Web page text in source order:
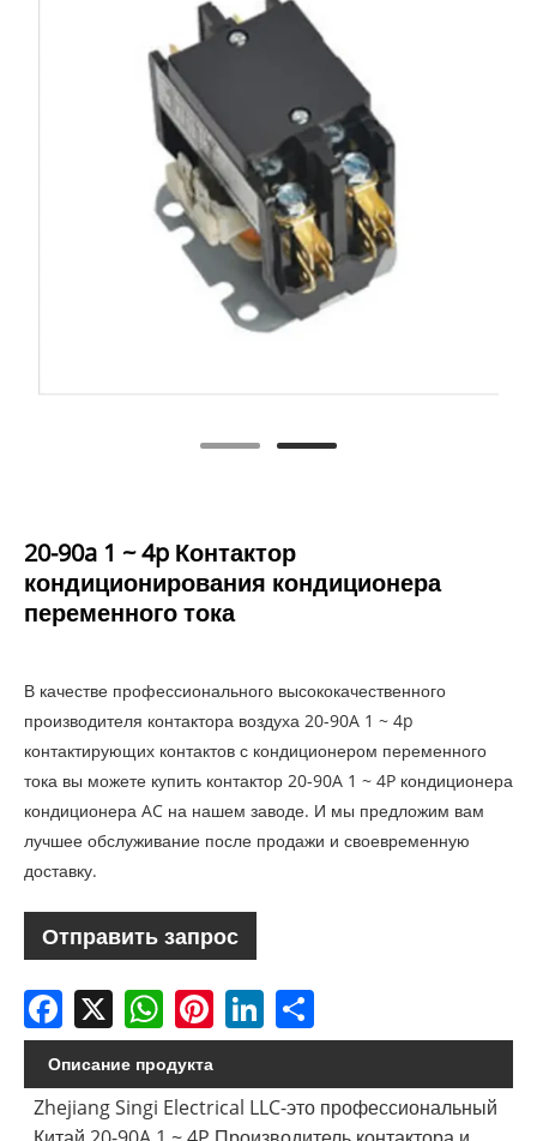
20-90a 1 ~ 4p Контактор
кондиционирования кондиционера
переменного тока
В качестве профессионального высококачественного
производителя контактора воздуха 20-90A 1 ~ 4p
контактирующих контактов с кондиционером переменного
тока вы можете купить контактор 20-90A 1 ~ 4P кондиционера
кондиционера AC на нашем заводе. И мы предложим вам
лучшее обслуживание после продажи и своевременную
доставку.
Отправить запрос
Facebook WhatsAppPinterestLinkedIn
Описание продукта
Zhejiang Singi Electrical LLC-это профессиональный